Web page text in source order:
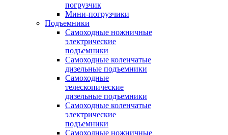
погрузчик
Мини-погрузчики
Подъемники
Самоходные ножничные
электрические
подъемники
Самоходные коленчатые
дизельные подъемники
Самоходные
телескопические
дизельные подъемники
Самоходные коленчатые
электрические
подъемники
Самоходные ножничные